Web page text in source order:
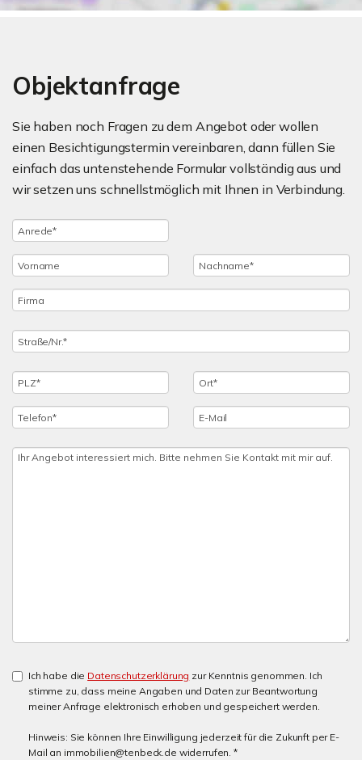
Objektanfrage
Sie haben noch Fragen zu dem Angebot oder wollen
einen Besichtigungstermin vereinbaren, dann füllen Sie
einfach das untenstehende Formular vollständig aus und
wir setzen uns schnellstmöglich mit Ihnen in Verbindung.
Ich habe die Datenschutzerklärung zur Kenntnis genommen. Ich
stimme zu, dass meine Angaben und Daten zur Beantwortung
meiner Anfrage elektronisch erhoben und gespeichert werden.
Hinweis: Sie können Ihre Einwilligung jederzeit für die Zukunft per E-
Mail an immobilien@tenbeck.de widerrufen. *